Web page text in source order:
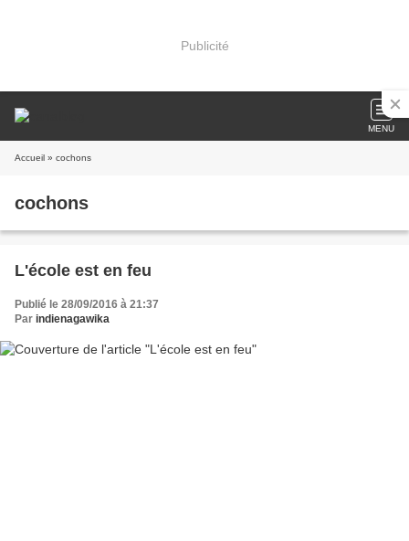
Publicité
MENU
Accueil » cochons
cochons
L'école est en feu
Publié le 28/09/2016 à 21:37
Par indienagawika